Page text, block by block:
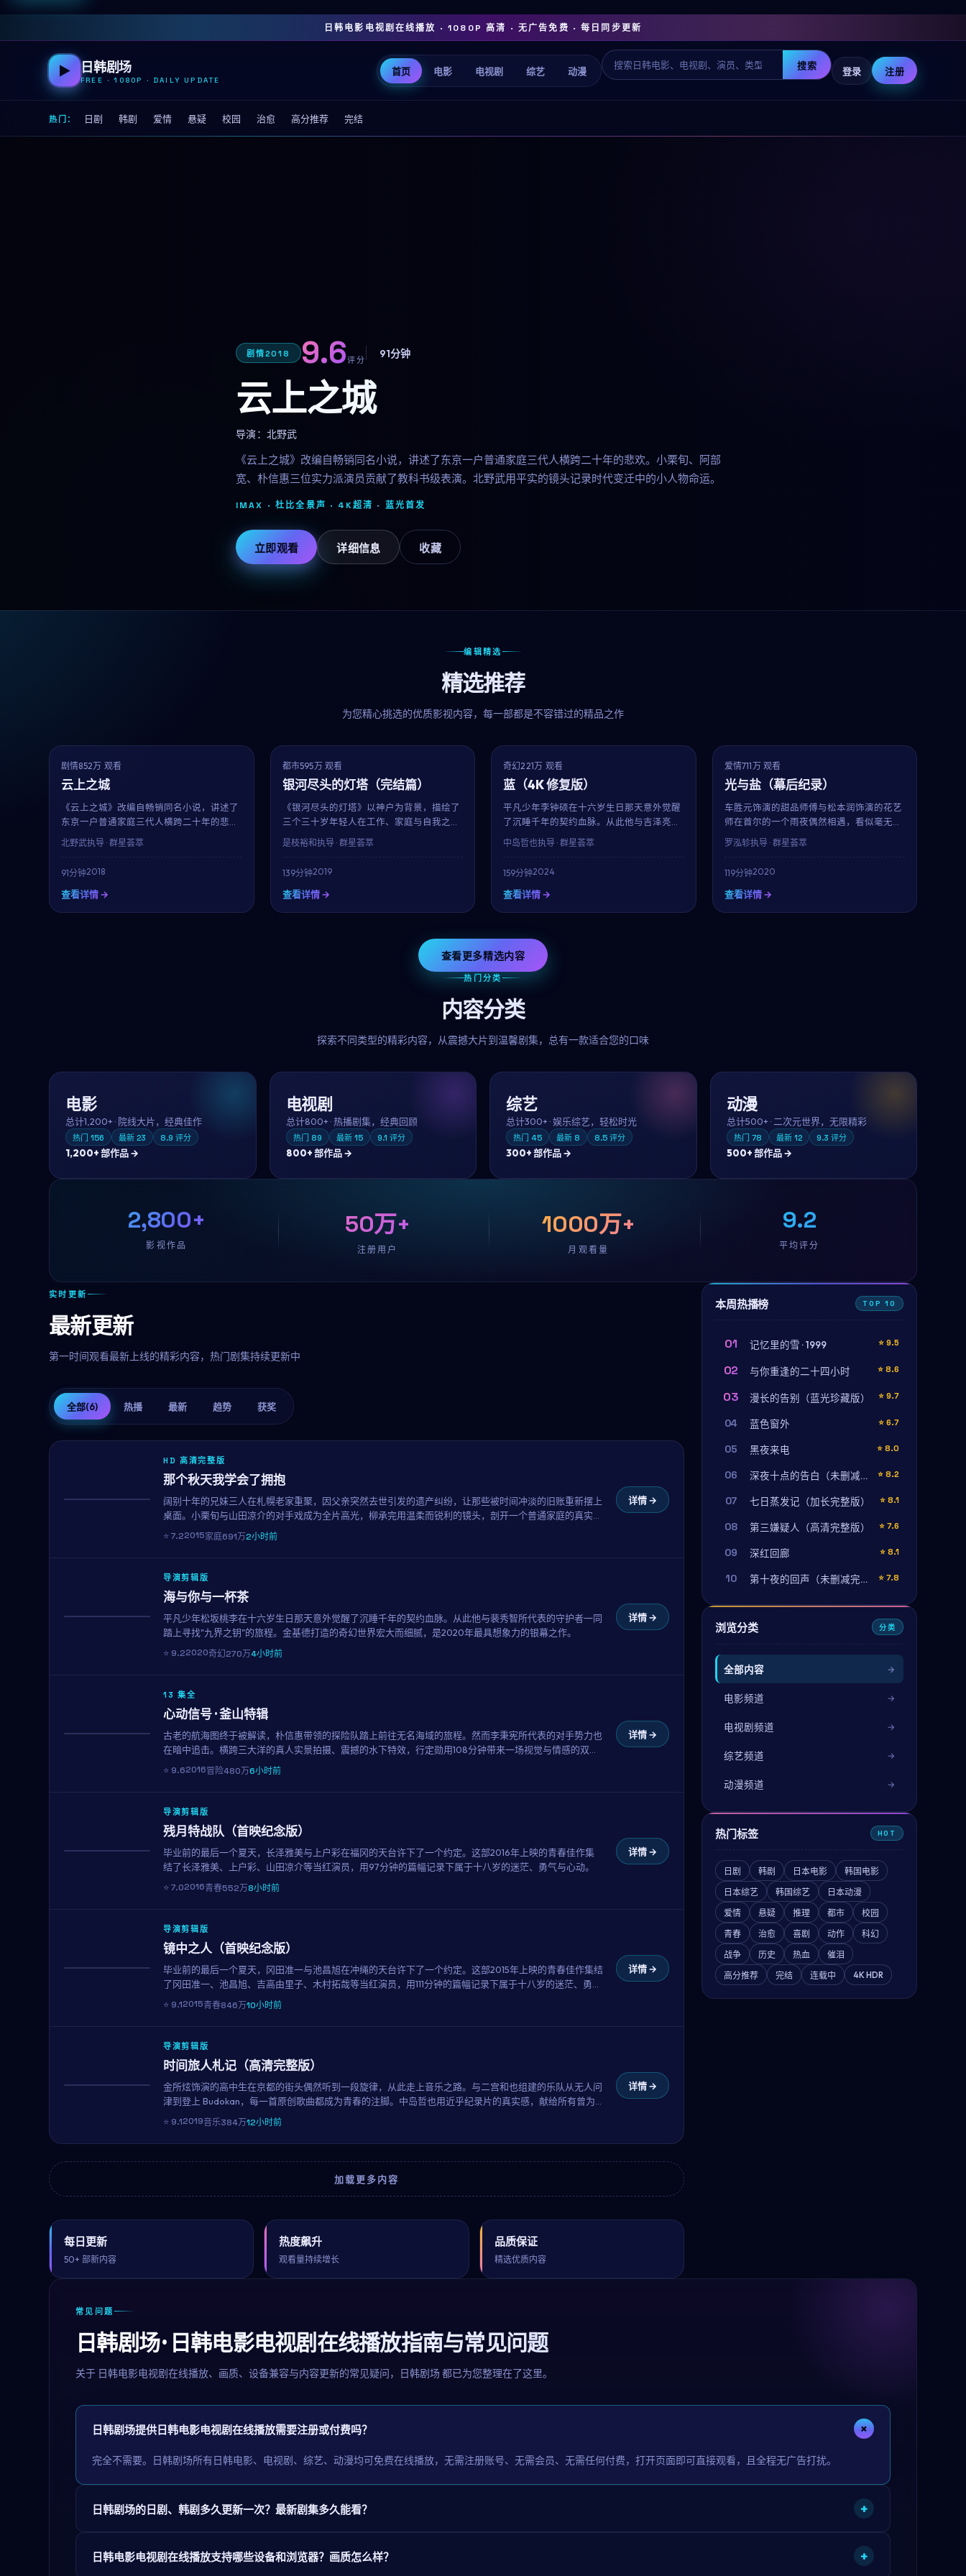
日韩电影电视剧在线播放 · 1080P 高清 · 无广告免费 · 每日同步更新
▶ 日韩剧场
FREE · 1080P · DAILY UPDATE
首页 电影 电视剧 综艺 动漫 搜索 登录 注册
热门： 日剧 韩剧 爱情 悬疑 校园 治愈 高分推荐 完结
剧情2018 9.6评分 91分钟
云上之城
导演： 北野武
《云上之城》改编自畅销同名小说，讲述了东京一户普通家庭三代人横跨二十年的悲欢。小栗旬、阿部
宽、朴信惠三位实力派演员贡献了教科书级表演。北野武用平实的镜头记录时代变迁中的小人物命运。
IMAX · 杜比全景声 · 4K超清 · 蓝光首发
立即观看 详细信息 收藏
编辑精选
精选推荐
为您精心挑选的优质影视内容，每一部都是不容错过的精品之作
热播
剧情852万 观看
云上之城
《云上之城》改编自畅销同名小说，讲述了
东京一户普通家庭三代人横跨二十年的悲
欢。小栗旬、阿部宽、朴信惠三位实力派演
员贡献了教科书级表演。北野武用平实的镜
北野武执导 · 群星荟萃
91分钟2018
查看详情 →
NEW
都市595万 观看
银河尽头的灯塔（完结篇）
《银河尽头的灯塔》以神户为背景，描绘了
三个三十岁年轻人在工作、家庭与自我之间
的拉扯。朴叙俊与韩孝周的对手戏自然有张
力，导演是枝裕和延续其一贯的细腻笔触，
都市群像。
是枝裕和执导 · 群星荟萃
139分钟2019
查看详情 →
获奖
奇幻221万 观看
蓝（4K 修复版）
平凡少年李钟硕在十六岁生日那天意外觉醒
了沉睡千年的契约血脉。从此他与吉泽亮所
代表的守护者一同踏上寻找"九界之钥"的旅
程。中岛哲也打造的奇幻世界宏大而细腻，
中岛哲也执导 · 群星荟萃
159分钟2024
查看详情 →
趋势
爱情711万 观看
光与盐（幕后纪录）
车胜元饰演的甜品师傅与松本润饰演的花艺
师在首尔的一个雨夜偶然相遇，看似毫无交
集的两个人，因为一封被错送的信、一首循
环播放的旧歌、或是一只走失的猫，开始走
年作品，用克制而温柔的镜头语言，呈现了
都市人之间最纯粹的悸动。
罗泓轸执导 · 群星荟萃
119分钟2020
查看详情 →
查看更多精选内容
热门分类
内容分类
探索不同类型的精彩内容，从震撼大片到温馨剧集，总有一款适合您的口味
电影
总计1,200+· 院线大片，经典佳作
热门 156 最新 23 8.9 评分
1,200+部作品 →
电视剧
总计800+·热播剧集，经典回顾
热门 89 最新 15 9.1 评分
800+部作品 →
综艺
总计300+·娱乐综艺，轻松时光
热门 45 最新 8 8.5 评分
300+部作品 →
动漫
总计500+· 二次元世界，无限精彩
热门 78 最新 12 9.3 评分
500+部作品 →
2,800+
影视作品
50万+
注册用户
1000万+
月观看量
9.2
平均评分
实时更新
最新更新
第一时间观看最新上线的精彩内容，热门剧集持续更新中
全部(6) 热播 最新 趋势 获奖
HD 高清完整版
那个秋天我学会了拥抱
阔别十年的兄妹三人在札幌老家重聚，因父亲突然去世引发的遗产纠纷，让那些被时间冲淡的旧账重新摆上
桌面。小栗旬与山田凉介的对手戏成为全片高光，柳承完用温柔而锐利的镜头，剖开一个普通家庭的真实褶
⭐7.22015家庭691万2小时前
详情 →
导演剪辑版
海与你与一杯茶
平凡少年松坂桃李在十六岁生日那天意外觉醒了沉睡千年的契约血脉。从此他与裴秀智所代表的守护者一同
踏上寻找"九界之钥"的旅程。金基德打造的奇幻世界宏大而细腻，是2020年最具想象力的银幕之作。
⭐ 9.22020奇幻270万4小时前
详情 →
13 集全
心动信号 · 釜山特辑
古老的航海图终于被解读，朴信惠带领的探险队踏上前往无名海域的旅程。然而李秉宪所代表的对手势力也
在暗中追击。横跨三大洋的真人实景拍摄、震撼的水下特效，行定勋用108分钟带来一场视觉与情感的双重
⭐ 9.62016冒险480万6小时前
详情 →
导演剪辑版
残月特战队（首映纪念版）
毕业前的最后一个夏天，长泽雅美与上户彩在福冈的天台许下了一个约定。这部2016年上映的青春佳作集
结了长泽雅美、上户彩、山田凉介等当红演员，用97分钟的篇幅记录下属于十八岁的迷茫、勇气与心动。
⭐7.02016青春552万8小时前
详情 →
导演剪辑版
镜中之人（首映纪念版）
毕业前的最后一个夏天，冈田准一与池昌旭在冲绳的天台许下了一个约定。这部2015年上映的青春佳作集结
了冈田准一、池昌旭、吉高由里子、木村拓哉等当红演员，用111分钟的篇幅记录下属于十八岁的迷茫、勇气
⭐ 9.12015青春846万10小时前
详情 →
导演剪辑版
时间旅人札记（高清完整版）
金所炫饰演的高中生在京都的街头偶然听到一段旋律，从此走上音乐之路。与二宫和也组建的乐队从无人问
津到登上 Budokan，每一首原创歌曲都成为青春的注脚。中岛哲也用近乎纪录片的真实感，献给所有曾为
梦想固执过的人。
⭐ 9.12019音乐384万12小时前
详情 →
加载更多内容
每日更新
50+ 部新内容
热度飙升
观看量持续增长
品质保证
精选优质内容
本周热播榜 TOP 10
01 记忆里的雪 · 1999 ⭐ 9.5
02 与你重逢的二十四小时 ⭐ 8.6
03 漫长的告别（蓝光珍藏版） ⭐ 9.7
04 蓝色窗外 ⭐ 6.7
05 黑夜来电 ⭐ 8.0
06 深夜十点的告白（未删减完整版） ⭐ 8.2
07 七日蒸发记（加长完整版） ⭐ 8.1
08 第三嫌疑人（高清完整版） ⭐ 7.6
09 深红回廊 ⭐ 8.1
10 第十夜的回声（未删减完整版） ⭐ 7.8
浏览分类 分类
全部内容
电影频道
电视剧频道
综艺频道
动漫频道
热门标签 HOT
日剧 韩剧 日本电影
韩国电影
日本综艺
韩国综艺
日本动漫
爱情
悬疑 推理 都市
校园
青春
治愈 喜剧 动作
科幻
战争
历史 热血
催泪
高分推荐
完结 连载中 4K HDR
常见问题
日韩剧场 · 日韩电影电视剧在线播放指南与常见问题
关于 日韩电影电视剧在线播放、画质、设备兼容与内容更新的常见疑问， 日韩剧场 都已为您整理在了这里。
日韩剧场提供日韩电影电视剧在线播放需要注册或付费吗？ +
完全不需要。日韩剧场所有日韩电影、电视剧、综艺、动漫均可免费在线播放，无需注册账号、无需会员、无需任何付费，打开页面即可直接观看，且全程无广告打扰。
日韩剧场的日剧、韩剧多久更新一次？最新剧集多久能看？ +
日韩电影电视剧在线播放支持哪些设备和浏览器？画质怎么样？ +